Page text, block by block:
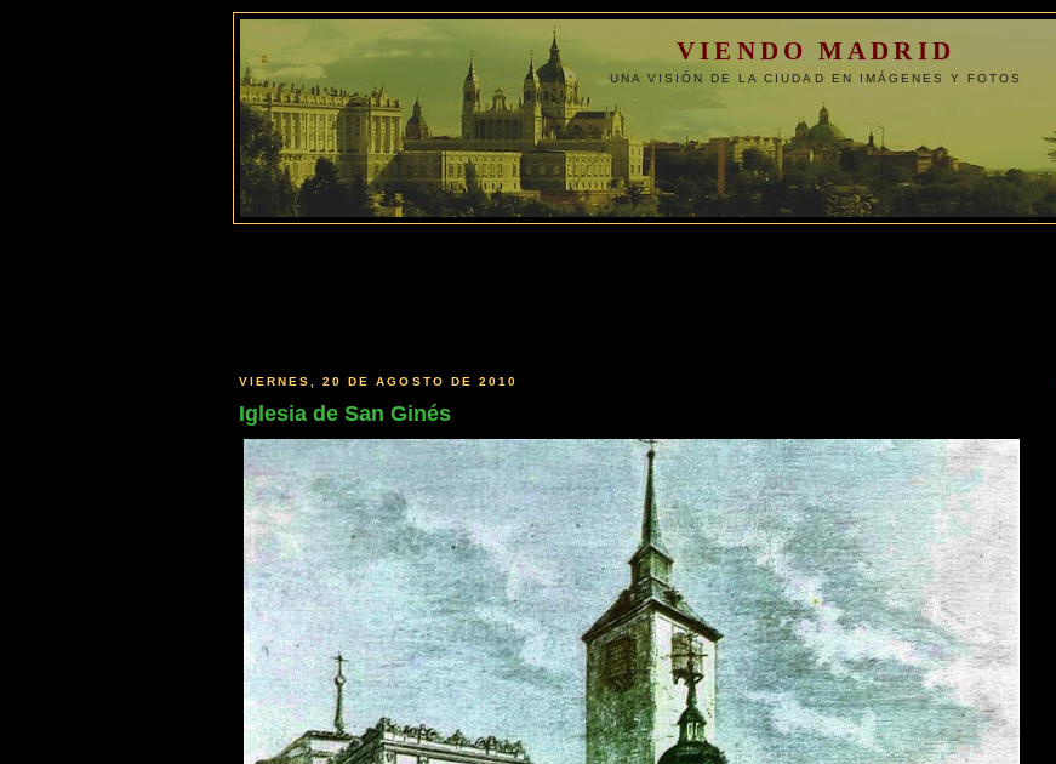
VIENDO MADRID
UNA VISIÓN DE LA CIUDAD EN IMÁGENES Y FOTOS
VIERNES, 20 DE AGOSTO DE 2010
Iglesia de San Ginés